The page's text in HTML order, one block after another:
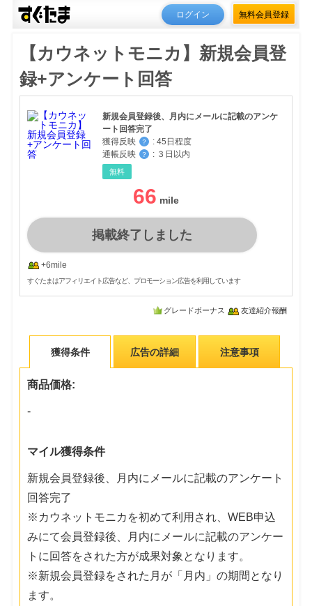
ログイン 無料会員登録
【カウネットモニカ】新規会員登
録+アンケート回答
新規会員登録後、月内にメールに記載のアンケ
ート回答完了
獲得反映
？ : 45日程度
通帳反映
？ : ３日以内
無料
66
掲載終了しました
+6mile
すぐたまはアフィリエイト広告など、プロモーション広告を利用しています
グレードボーナス 友達紹介報酬
獲得条件 広告の詳細 注意事項
商品価格:
-
マイル獲得条件
新規会員登録後、月内にメールに記載のアンケート
回答完了
※カウネットモニカを初めて利用され、WEB申込
みにて会員登録後、月内にメールに記載のアンケー
トに回答をされた方が成果対象となります。
※新規会員登録をされた月が「月内」の期間となり
ます。